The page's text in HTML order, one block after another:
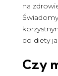
na
do diety
Czy